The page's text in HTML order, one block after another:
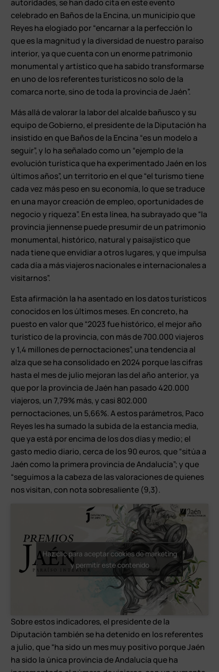
autoridades, se han dado cita en este evento
celebrado en Baños de la Encina, un municipio que
Reyes ha elogiado por “encarnar a la perfección lo
que es la magnitud y la diversidad de nuestro paraíso
interior, ya que cuenta con un enorme patrimonio
monumental y artístico que ha sabido transformarse
en uno de los referentes turísticos no solo de la
comarca norte, sino de toda la provincia de Jaén”.
Más allá de valorar la labor del alcalde bañusco y su
equipo de Gobierno, el presidente de la Diputación ha
insistido en que Baños de la Encina “es un modelo a
seguir”, y lo ha señalado como un “ejemplo de la
evolución turística que ha experimentado Jaén en los
últimos años”, un territorio en el que “el turismo tiene
cada vez más peso en su economía, lo que se traduce
en una mayor creación de empleo, oportunidades de
negocio y riqueza”. En esta línea, ha subrayado que “la
provincia jiennense puede presumir de un patrimonio
monumental, histórico, natural y paisajístico que
nada tiene que envidiar a otros lugares, y que impulsa
cada día a más viajeros nacionales e internacionales a
visitarnos”.
Esta afirmación la ha asentado en los datos turísticos
conocidos en los últimos meses. En concreto, ha
puesto en valor que “2023 fue histórico, el mejor año
turístico de la provincia, con más de 700.000 viajeros
y 1,4 millones de pernoctaciones”, una tendencia al
alza que se ha consolidado en 2024 porque las cifras
hasta el mes de julio mejoran las del año anterior, ya
que por la provincia de Jaén han pasado 420.000
viajeros, un 7,79% más, y casi 802.000
pernoctaciones, un 5,66%. A estos parámetros, Paco
Reyes les ha sumado la subida de la estancia media,
que ya está por encima de los dos días y medio; el
gasto medio diario, cerca de los 90 euros, que “sitúa a
Jaén como la primera provincia de Andalucía”; y que
“seguimos a la cabeza de las valoraciones de quienes
nos visitan, con nota sobresaliente (9,3).
Haz clic para aceptar cookies de marketing
y permitir este contenido
Sobre estos indicadores, el presidente de la
Diputación también se ha detenido en los referentes
a julio, que “ha sido un mes muy positivo porque Jaén
ha sido la única provincia de Andalucía que ha